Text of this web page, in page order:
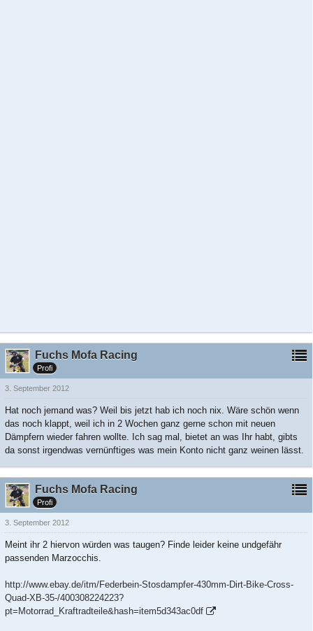
Fuchs Mofa Racing
Profi
3. September 2012
Hat noch jemand was? Weil bis jetzt hab ich noch nix. Wäre schön wenn
das noch klappt, weil ich in 2 Wochen ganz gerne schon mit neuen
Dämpfern wieder fahren wollte. Ich sag mal, bietet an was Ihr habt, gibts
da sonst irgendwas vernünftiges was mein Konto nicht ganz weinen lässt.
Fuchs Mofa Racing
Profi
3. September 2012
Meint ihr 2 hiervon würden was taugen? Finde leider keine undgefähr
passenden Marzocchis.
http://www.ebay.de/itm/Federbein-Stosdampfer-430mm-Dirt-Bike-Cross-
Quad-XB-35-/400308224223?
pt=Motorrad_Kraftradteile&hash=item5d343ac0df